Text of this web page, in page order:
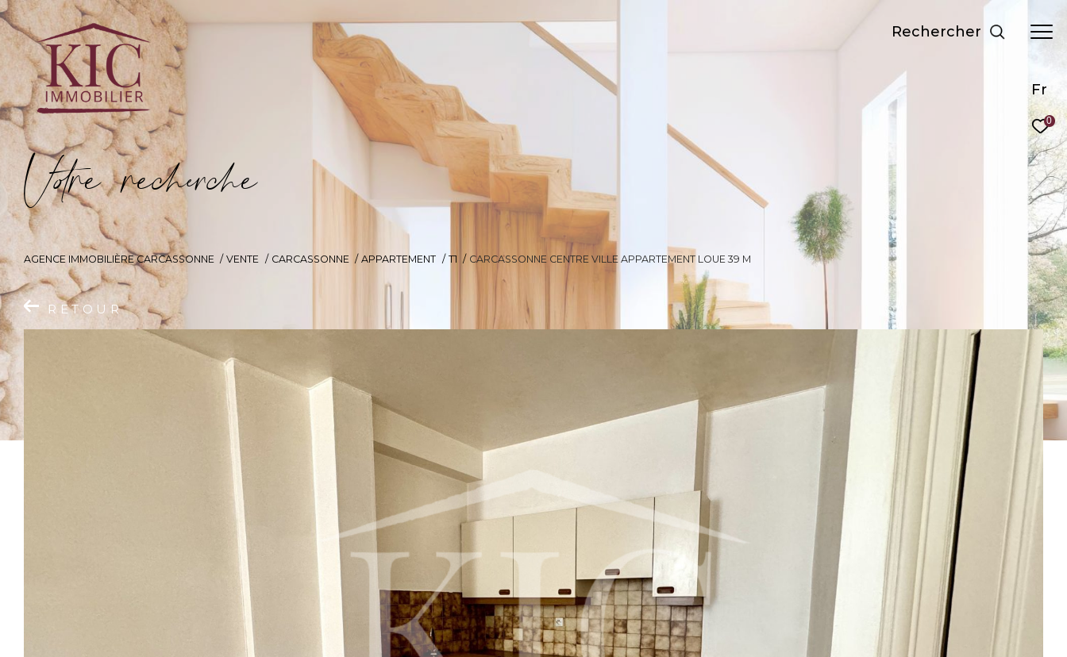
Fr
0
Rechercher
Vore recece
AGENCE IMMOBILIÈRE CARCASSONNE VENTE CARCASSONNE APPARTEMENT T1 CARCASSONNE CENTRE VILLE APPARTEMENT LOUE 39 M
RETOUR